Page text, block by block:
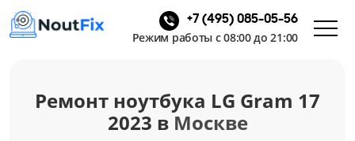
+7 (495) 085-05-56
Режим работы с 08:00 до 21:00
Ремонт ноутбука LG Gram 17
2023 в Москве